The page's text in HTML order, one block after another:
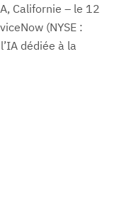
Californie – le 12
(NYSE :
dédiée à la